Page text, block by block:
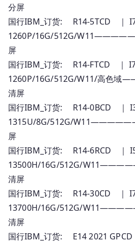
分屏
国行IBM_订货: R14-5TCD ｜
1260P/16G/512G/
屏
国行IBM_订货: R14-FTCD ｜
1260P/16G/512G/W11/高
清屏
国行IBM_订货: R14-0BCD ｜
1315U/8G/512G/
屏
国行IBM_订货: R14-6RCD ｜
13500H/16G/512G/
清屏
国行IBM_订货: R14-30CD ｜
13700H/16G/512G/
清屏
国行IBM_订货: E14 2021